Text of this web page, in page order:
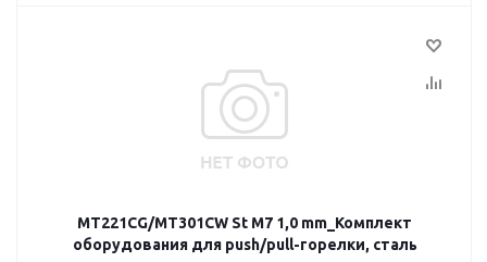
MT221CG/MT301CW St M7 1,0 mm_Комплект
оборудования для push/pull-горелки, сталь